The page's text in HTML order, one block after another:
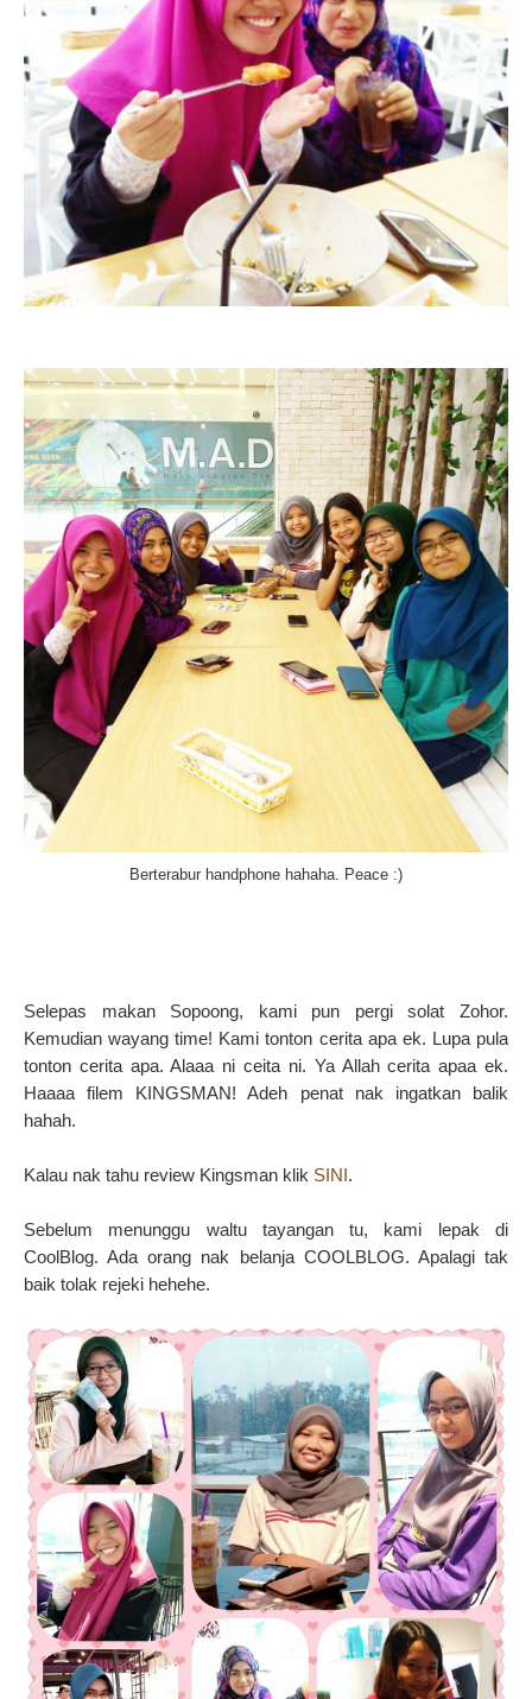
Berterabur handphone hahaha. Peace :)
Selepas makan Sopoong, kami pun pergi solat Zohor.
Kemudian wayang time! Kami tonton cerita apa ek. Lupa pula
tonton cerita apa. Alaaa ni ceita ni. Ya Allah cerita apaa ek.
Haaaa filem KINGSMAN! Adeh penat nak ingatkan balik
hahah.
Kalau nak tahu review Kingsman klik SINI.
Sebelum menunggu waltu tayangan tu, kami lepak di
CoolBlog. Ada orang nak belanja COOLBLOG. Apalagi tak
baik tolak rejeki hehehe.